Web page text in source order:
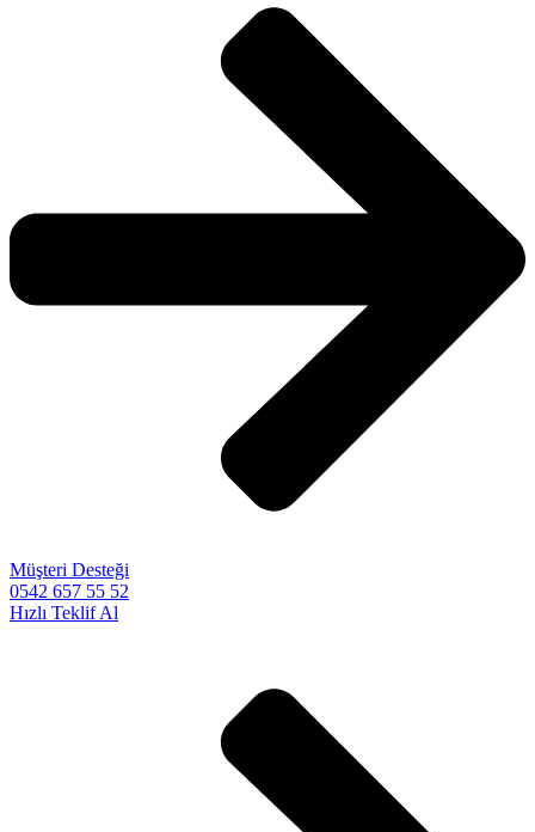
Müşteri Desteği
0542 657 55 52
Hızlı Teklif Al